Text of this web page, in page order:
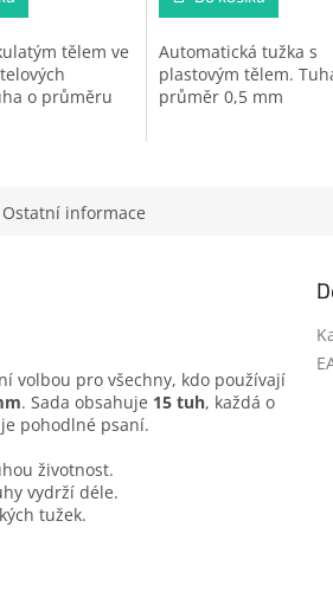
tělem ve
o průměru
Automatická tužka s
plastovým tělem.
průměr 0,5 mm
Ostatní informace
volbou pro všechny, kdo používají
. Sada obsahuje 15 tuh, každá o
pohodlné psaní.
životnost.
vydrží déle.
tužek.